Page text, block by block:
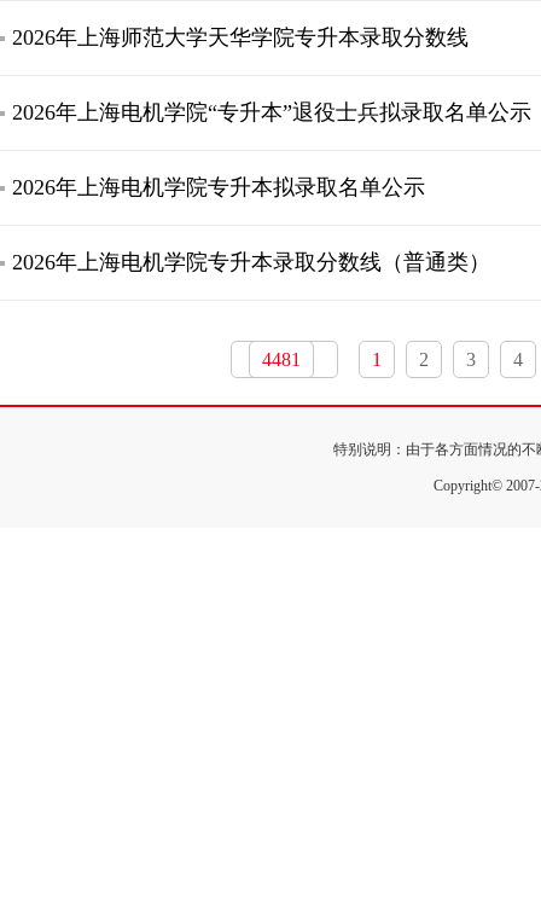
2026年上海师范大学天华学院专升本录取分数线
2026年上海电机学院“专升本”退役士兵拟录取名单公示
2026年上海电机学院专升本拟录取名单公示
2026年上海电机学院专升本录取分数线（普通类）
4481 1 2 3 4
特别说明：由于各方面情况的
Copyright©